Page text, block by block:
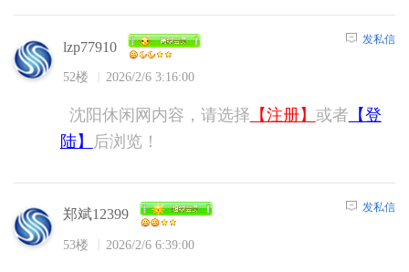
lzp77910
52楼 2026/2/6 3:16:00
发私信
沈阳休闲网内容，请选择 【注册】 或者 【登
陆】
后浏览！
郑斌12399
53楼 2026/2/6 6:39:00
发私信